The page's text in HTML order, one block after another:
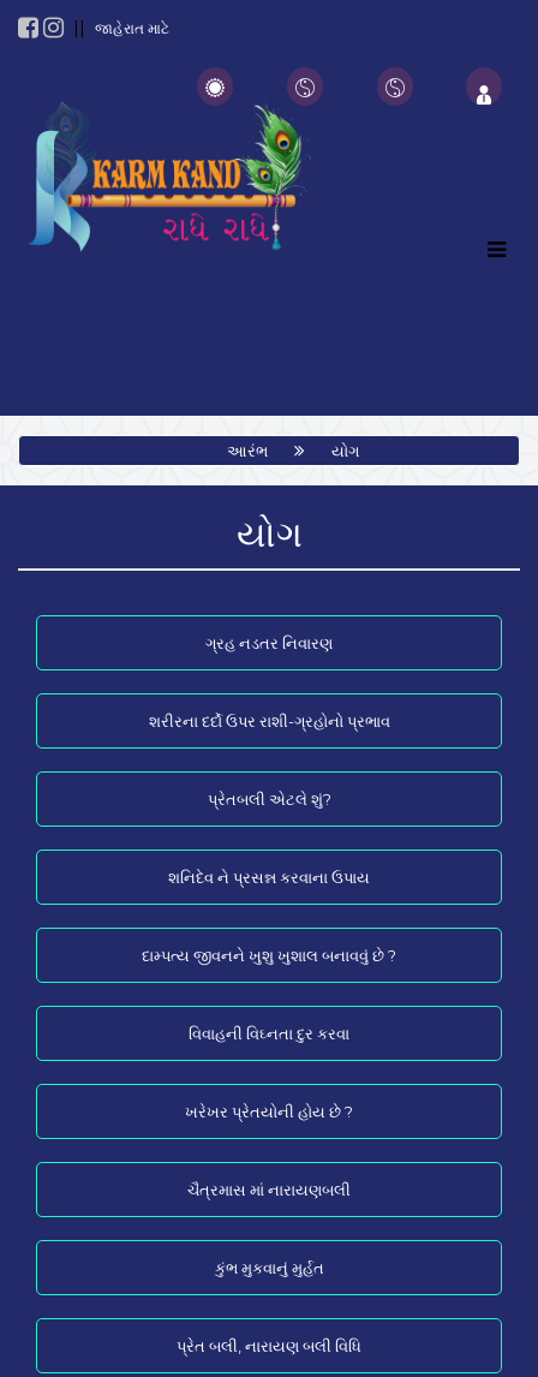
|| જાહેરાત માટે
આરંભ યોગ
યોગ
ગ્રહ નડતર નિવારણ
શરીરના દર્દો ઉપર રાશી-ગ્રહોનો પ્રભાવ
પ્રેતબલી એટલે શું?
શનિદેવ ને પ્રસન્ન કરવાના ઉપાય
દામ્પત્ય જીવનને ખુશુ ખુશાલ બનાવવું છે ?
વિવાહની વિઘ્નતા દુર કરવા
ખરેખર પ્રેતયોની હોય છે ?
ચૈત્રમાસ માં નારાયણબલી
કુંભ મુકવાનું મુર્હત
પ્રેત બલી, નારાયણ બલી વિધિ